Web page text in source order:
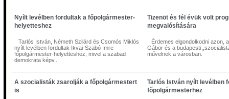
Nyílt levélben fordultak a főpolgármester-
helyetteshez
Tarlós István, Németh Szilárd és Csomós Miklós
nyílt levélben fordultak Ikvai-Szabó Imre
főpolgármester-helyetteshez, mivel a szabad
demokrata képv...
Tizenöt és fél évük volt
megvalósítására
Érdemes elgondolkodni azon,
Gábor és a budapesti
művelnek a városban.
A szocialisták zsarolják a főpolgármestert
is
Tarlós István nyílt levélben
főpolgármesterhez